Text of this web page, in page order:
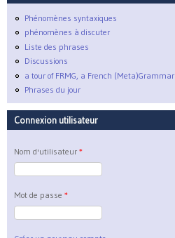
Phénomènes syntaxiques
phénomènes à discuter
Liste des phrases
Discussions
a tour of FRMG, a French (Meta)Grammar
Phrases du jour
Connexion utilisateur
Nom d'utilisateur *
Mot de passe *